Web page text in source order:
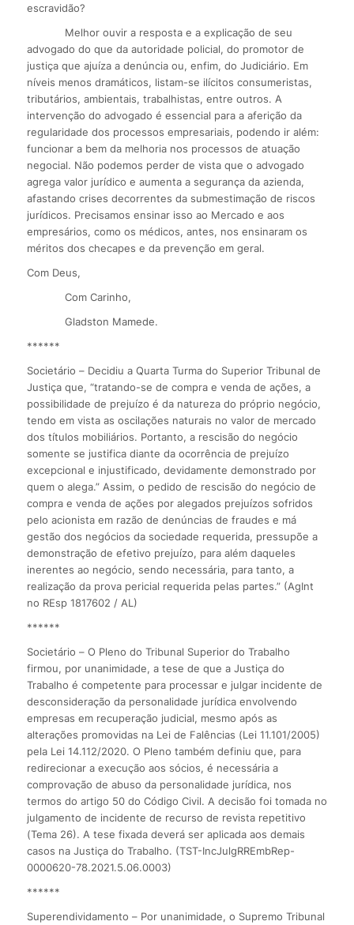
escravidão?
Melhor ouvir a resposta e a explicação de seu
advogado do que da autoridade policial, do promotor de
justiça que ajuíza a denúncia ou, enfim, do Judiciário. Em
níveis menos dramáticos, listam-se ilícitos consumeristas,
tributários, ambientais, trabalhistas, entre outros. A
intervenção do advogado é essencial para a aferição da
regularidade dos processos empresariais, podendo ir além:
funcionar a bem da melhoria nos processos de atuação
negocial. Não podemos perder de vista que o advogado
agrega valor jurídico e aumenta a segurança da azienda,
afastando crises decorrentes da submestimação de riscos
jurídicos. Precisamos ensinar isso ao Mercado e aos
empresários, como os médicos, antes, nos ensinaram os
méritos dos checapes e da prevenção em geral.
Com Deus,
Com Carinho,
Gladston Mamede.
******
Societário – Decidiu a Quarta Turma do Superior Tribunal de
Justiça que, “tratando-se de compra e venda de ações, a
possibilidade de prejuízo é da natureza do próprio negócio,
tendo em vista as oscilações naturais no valor de mercado
dos títulos mobiliários. Portanto, a rescisão do negócio
somente se justifica diante da ocorrência de prejuízo
excepcional e injustificado, devidamente demonstrado por
quem o alega.” Assim, o pedido de rescisão do negócio de
compra e venda de ações por alegados prejuízos sofridos
pelo acionista em razão de denúncias de fraudes e má
gestão dos negócios da sociedade requerida, pressupõe a
demonstração de efetivo prejuízo, para além daqueles
inerentes ao negócio, sendo necessária, para tanto, a
realização da prova pericial requerida pelas partes.” (AgInt
no REsp 1817602 / AL)
******
Societário – O Pleno do Tribunal Superior do Trabalho
firmou, por unanimidade, a tese de que a Justiça do
Trabalho é competente para processar e julgar incidente de
desconsideração da personalidade jurídica envolvendo
empresas em recuperação judicial, mesmo após as
alterações promovidas na Lei de Falências (Lei 11.101/2005)
pela Lei 14.112/2020. O Pleno também definiu que, para
redirecionar a execução aos sócios, é necessária a
comprovação de abuso da personalidade jurídica, nos
termos do artigo 50 do Código Civil. A decisão foi tomada no
julgamento de incidente de recurso de revista repetitivo
(Tema 26). A tese fixada deverá ser aplicada aos demais
casos na Justiça do Trabalho. (TST-IncJulgRREmbRep-
0000620-78.2021.5.06.0003)
******
Superendividamento – Por unanimidade, o Supremo Tribunal